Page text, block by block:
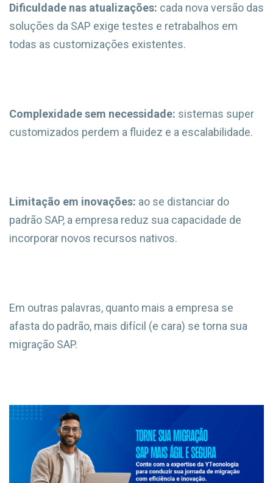
Dificuldade nas atualizações: cada nova versão das
soluções da SAP exige testes e retrabalhos em
todas as customizações existentes.
Complexidade sem necessidade: sistemas super
customizados perdem a fluidez e a escalabilidade.
Limitação em inovações: ao se distanciar do
padrão SAP, a empresa reduz sua capacidade de
incorporar novos recursos nativos.
Em outras palavras, quanto mais a empresa se
afasta do padrão, mais difícil (e cara) se torna sua
migração SAP.